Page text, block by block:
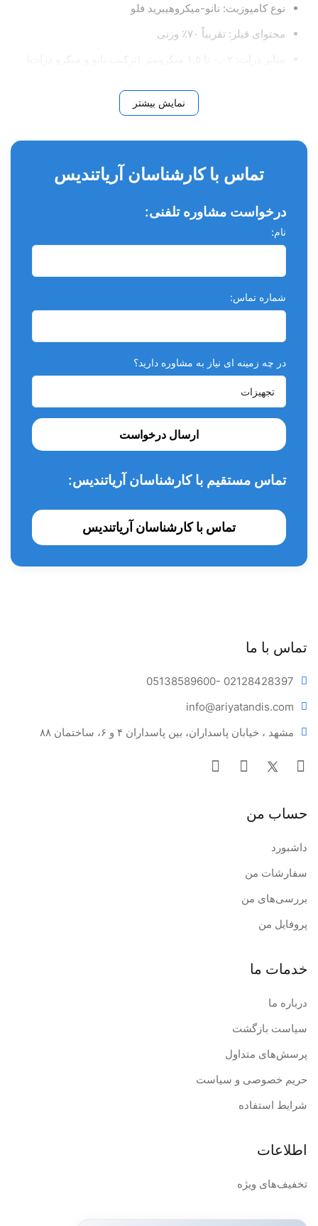
نوع کامپوزیت: نانو-میکروهیبرید فلو
محتوای فیلر: تقریباً ۷۰٪ وزنی
مقاومت خمشی: حدود ۱۰۰ مگاپاسکال
ویژگی‌ها و مزایا
زیبایی طبیعی: دارای تطابق نوری و فلورسانس بسیار نزدیک به
ظریف
حداقل انقباض حجمی: برای کاهش خطر ایجاد میکرولیکیج
سازگار با روش‌های لایه‌گذاری تدریجی یا تزریقی
کاربردها
ترمیم‌های کلاس III، IV و V
ترمیم ترک‌های میکروسکوپی و آسیب‌های مینای لبه‌ای
پایه و فضاهای زیر ترمیم‌های غیرمستقیم
نمایش بیشتر
تماس با کارشناسان آریاتندیس
درخواست مشاوره تلفنی:
نام:
شماره تماس:
در چه زمینه ای نیاز به مشاوره دارید؟
ارسال درخواست
تماس مستقیم با کارشناسان آریاتندیس:
تماس با کارشناسان آریاتندیس
تماس با ما
05138589600- 02128428397
info@ariyatandis.com
مشهد ، خیابان پاسداران، بین پاسداران ۴ و ۶، ساختمان ۸۸
حساب من
داشبورد
سفارشات من
بررسی‌های من
پروفایل من
خدمات ما
درباره ما
سیاست بازگشت
پرسش‌های متداول
حریم خصوصی و سیاست
شرایط استفاده
اطلاعات
تخفیف‌های ویژه